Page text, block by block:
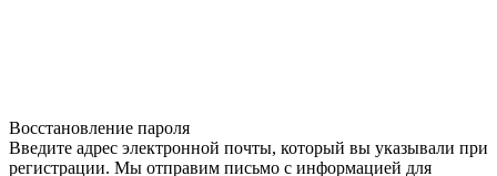
Восстановление пароля
Введите адрес электронной почты, который вы указывали при
регистрации. Мы отправим письмо с информацией для